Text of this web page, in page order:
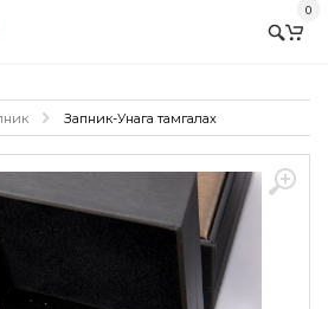
0
Запник-Унага тамгалах